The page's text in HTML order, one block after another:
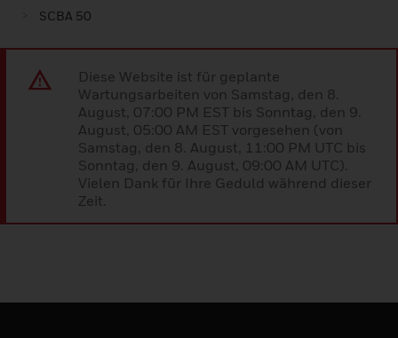
SCBA 50
Diese Website ist für geplante
Wartungsarbeiten von Samstag, den 8.
August, 07:00 PM EST bis Sonntag, den 9.
August, 05:00 AM EST vorgesehen (von
Samstag, den 8. August, 11:00 PM UTC bis
Sonntag, den 9. August, 09:00 AM UTC).
Vielen Dank für Ihre Geduld während dieser
Zeit.